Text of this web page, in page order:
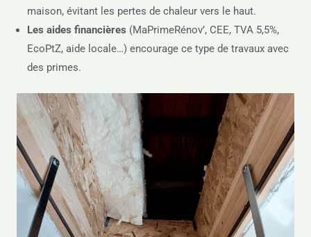
maison, évitant les pertes de chaleur vers le haut.
Les aides financières (MaPrimeRénov’, CEE, TVA 5,5%,
EcoPtZ, aide locale…) encourage ce type de travaux avec
des primes.